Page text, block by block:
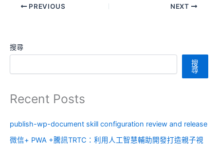
PREVIOUS NEXT
搜尋
搜
尋
Recent Posts
publish-wp-document skill configuration review and release
微信+ PWA +騰訊TRTC：利用人工智慧輔助開發打造親子視